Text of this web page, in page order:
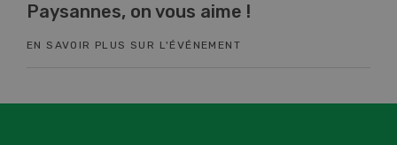
Paysannes, on vous aime !
EN SAVOIR PLUS SUR L'ÉVÉNEMENT